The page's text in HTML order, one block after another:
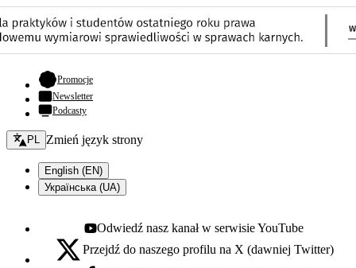
Promocje- otwiera się w nowej karcie
Newsletter
Podcasty
Zmień język - bieżący:
PL Zmień język strony
English (EN)
Українська (UA)
Youtube - otwiera się w nowej karcie
Odwiedź nasz kanał w serwisie YouTube
X - otwiera się w nowej karcie
Przejdź do naszego profilu na X (dawniej Twitter)